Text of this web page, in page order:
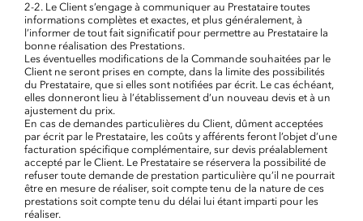
2-2. Le Client s’engage à communiquer au Prestataire toutes
informations complètes et exactes, et plus généralement, à
l’informer de tout fait significatif pour permettre au Prestataire la
bonne réalisation des Prestations.
Les éventuelles modifications de la Commande souhaitées par le
Client ne seront prises en compte, dans la limite des possibilités
du Prestataire, que si elles sont notifiées par écrit. Le cas échéant,
elles donneront lieu à l’établissement d’un nouveau devis et à un
ajustement du prix.
En cas de demandes particulières du Client, dûment acceptées
par écrit par le Prestataire, les coûts y afférents feront l’objet d’une
facturation spécifique complémentaire, sur devis préalablement
accepté par le Client. Le Prestataire se réservera la possibilité de
refuser toute demande de prestation particulière qu’il ne pourrait
être en mesure de réaliser, soit compte tenu de la nature de ces
prestations soit compte tenu du délai lui étant imparti pour les
réaliser.